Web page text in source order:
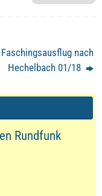
Faschingsausflug nach
Hechelbach 01/18
Rundfunk